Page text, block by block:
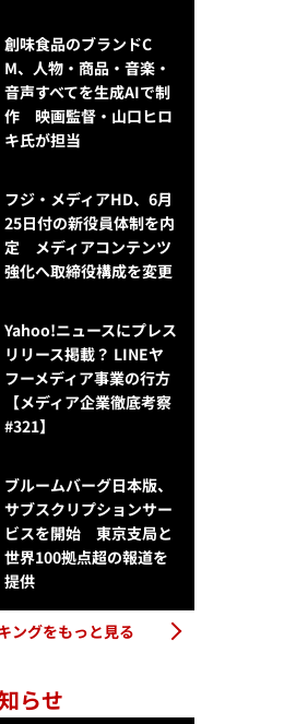
創味食品のブランドC
M、人物・商品・音楽・
音声すべてを生成AIで制
作 映画監督・山口ヒロ
キ氏が担当
フジ・メディアHD、6月
25日付の新役員体制を内
定 メディアコンテンツ
強化へ取締役構成を変更
Yahoo!ニュースにプレス
リリース掲載？ LINEヤ
フーメディア事業の行方
【メディア企業徹底考察
#321】
ブルームバーグ日本版、
サブスクリプションサー
ビスを開始 東京支局と
世界100拠点超の報道を
提供
ングをもっと見る
らせ